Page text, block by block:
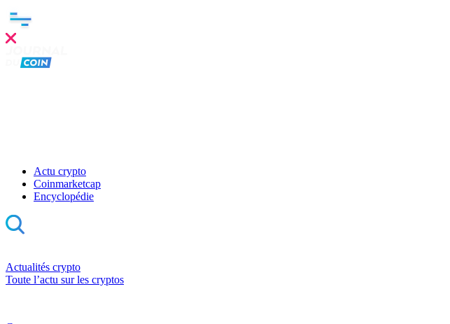
Actu crypto
Coinmarketcap
Encyclopédie
Actualités crypto
Toute l’actu sur les cryptos